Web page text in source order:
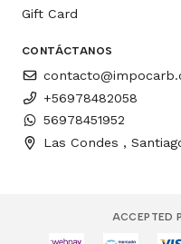
Gift Card
CONTÁCTANOS
+56978482058
56978451952
Las Condes ,
ACCEPTED